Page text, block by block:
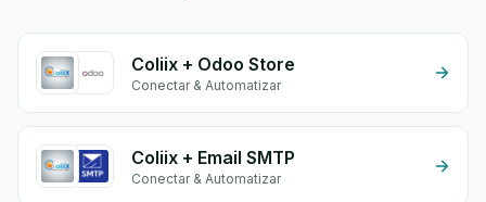
Coliix + Odoo Store
Conectar & Automatizar
Coliix + Email SMTP
Conectar & Automatizar